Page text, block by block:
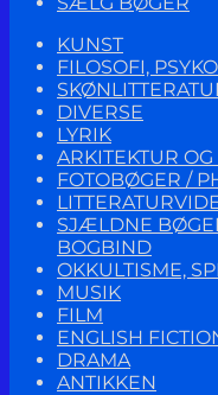
KUNST
FILOSOFI,
DIVERSE
LYRIK
ARKITEKTUR
FOTOBØGER /
SJÆLDNE
BOGBIND
OKKULTISME,
MUSIK
FILM
ENGLISH
DRAMA
ANTIKKEN